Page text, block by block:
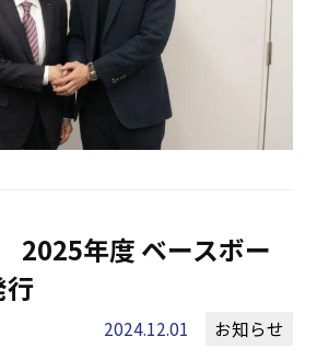
年度 ベースボー
行
2024.12.01 お知らせ